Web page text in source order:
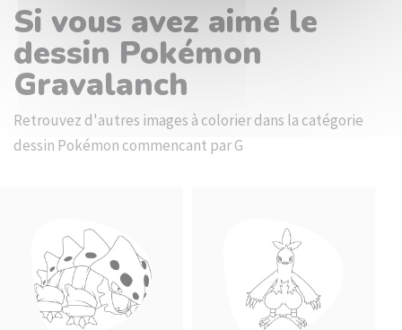
Si vous avez aimé le
dessin Pokémon
Gravalanch
Retrouvez d'autres images à colorier dans la catégorie
dessin Pokémon commencant par G